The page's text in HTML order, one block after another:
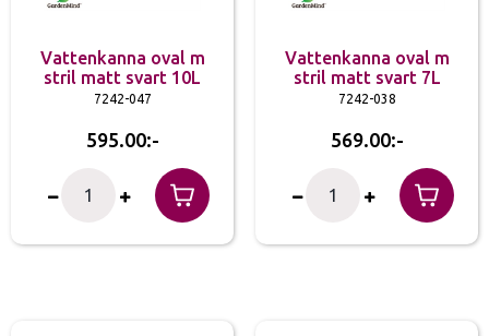
Vattenkanna oval m
stril matt svart 10L
7242-047
595.00
Vattenkanna oval m
stril matt svart 7L
7242-038
569.00